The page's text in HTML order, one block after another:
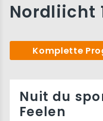
Nordliicht
Komplette
Nuit du
Feelen